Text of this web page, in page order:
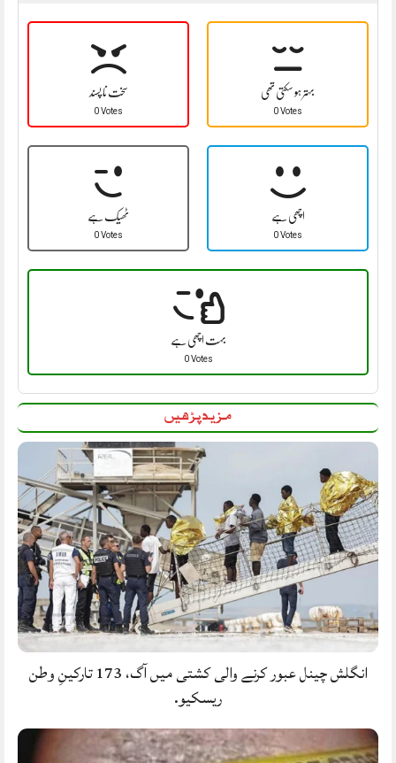
سخت نا پسند
0 Votes
بہتر ہو سکتی تھی
0 Votes
ٹھیک ہے
0 Votes
اچھی ہے
0 Votes
بہت اچھی ہے
0 Votes
مزید پڑھیں
انگلش چینل عبور کرنے والی کشتی میں آگ، 173 تارکینِ وطن
ریسکیو.